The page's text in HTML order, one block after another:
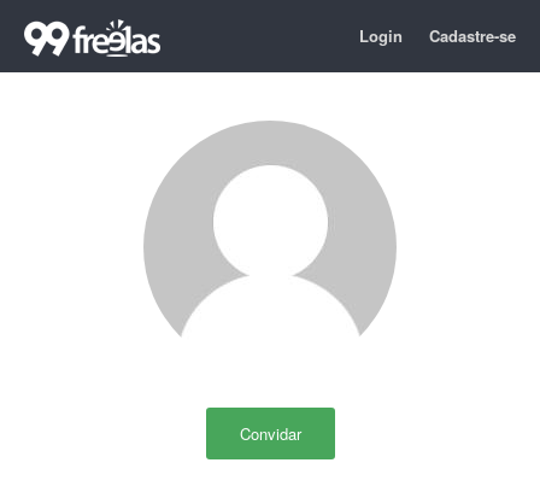
Login Cadastre-se
Convidar